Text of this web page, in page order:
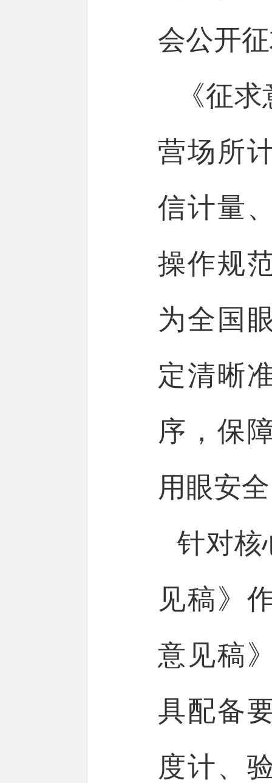
会公开
《征
营场所
信计量
操作规
为全国
定清晰
序，保
用眼安
针对核
见稿》
意见稿
具配备
度计、